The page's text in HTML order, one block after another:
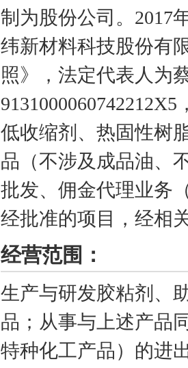
制为股份公司。2017
纬新材料科技股份有
照》，法定代表人为
低收缩剂、热固性树
品（不涉及成品油、
批发、佣金代理业务
经批准的项目，经相
经营范围：
生产与研发胶粘剂、
品；从事与上述产品
特种化工产品）的进